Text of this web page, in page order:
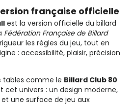
française officielle
est la version officielle du billard
Fédération Française de Billard
les règles du jeu, tout en
: accessibilité, plaisir, précision
tables comme le Billard Club 80
univers : un design moderne,
une surface de jeu aux